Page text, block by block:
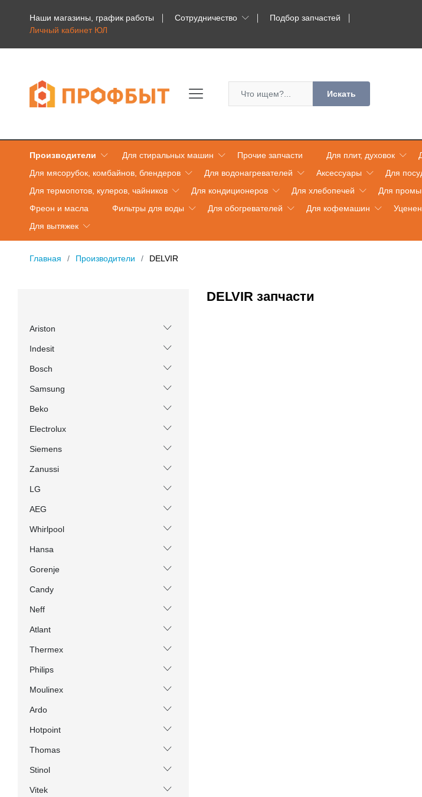
Наши магазины, график работы Сотрудничество
Подбор запчастей
Личный кабинет ЮЛ
Искать
Производители Для стиральных машин Прочие запчасти Для плит, духовок
Для мясорубок, комбайнов, блендеров
Для водонагревателей Аксессуары Для
Для термопотов, кулеров, чайников
Для кондиционеров Для хлебопечей Для
Фреон и масла
Фильтры для воды Для обогревателей Для кофемашин
Для вытяжек
Главная Производители DELVIR
Ariston
Indesit
Bosch
Samsung
Beko
Electrolux
Siemens
Zanussi
LG
AEG
Whirlpool
Hansa
Gorenje
Candy
Neff
Atlant
Thermex
Philips
Moulinex
Ardo
Hotpoint
Thomas
Stinol
Vitek
DELVIR запчасти